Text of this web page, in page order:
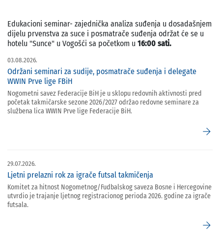
Edukacioni seminar- zajednička analiza suđenja u dosadašnjem
dijelu prvenstva za suce i posmatrače suđenja održat će se u
hotelu "Sunce" u Vogošći sa početkom u 16:00 sati.
03.08.2026.
Održani seminari za sudije, posmatrače suđenja i delegate
WWIN Prve lige FBiH
Nogometni savez Federacije BiH je u sklopu redovnih aktivnosti pred
početak takmičarske sezone 2026/2027 održao redovne seminare za
službena lica WWIN Prve lige Federacije BiH.
arrow_forward
29.07.2026.
Ljetni prelazni rok za igrače futsal takmičenja
Komitet za hitnost Nogometnog/Fudbalskog saveza Bosne i Hercegovine
utvrdio je trajanje ljetnog registracionog perioda 2026. godine za igrače
futsala.
arrow_forward